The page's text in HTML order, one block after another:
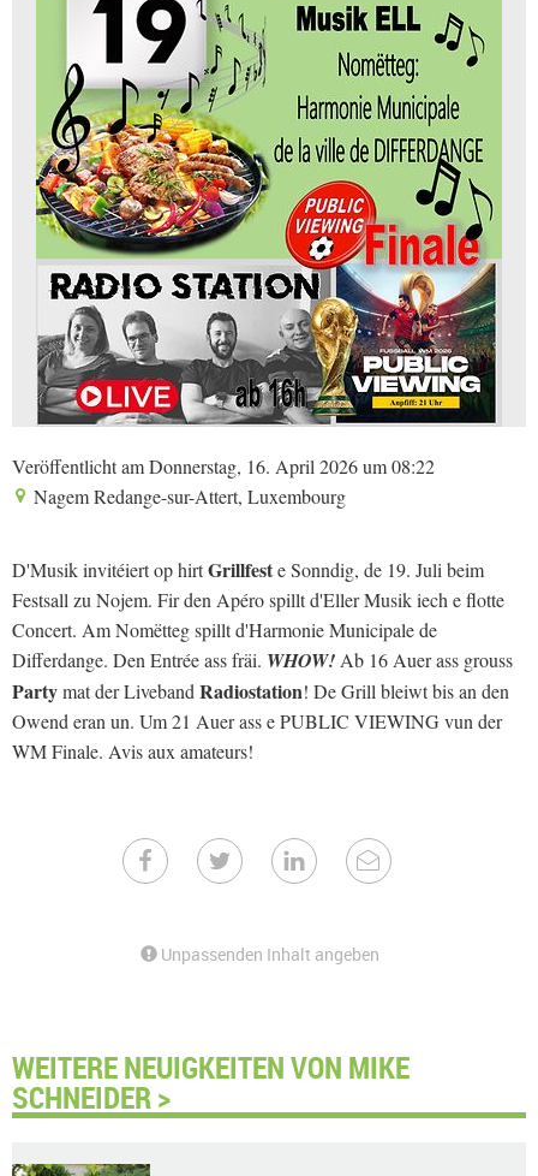
Veröffentlicht am Donnerstag, 16. April 2026 um 08:22
Nagem Redange-sur-Attert, Luxembourg
D'Musik invitéiert op hirtGrillfeste Sonndig, de 19. Juli beim
Festsall zu Nojem. Fir den Apéro spillt d'Eller Musik iech e flotte
Concert. Am Nomëtteg spillt d'Harmonie Municipale de
Differdange. Den Entrée ass fräi. WHOW! Ab 16 Auer ass grouss
Partymat der Liveband Radiostation! De Grill bleiwt bis an den
Owend eran un. Um 21 Auer ass e PUBLIC VIEWING vun der
WM Finale. Avis aux amateurs!
Unpassenden Inhalt angeben
WEITERE NEUIGKEITEN VON MIKE
SCHNEIDER >